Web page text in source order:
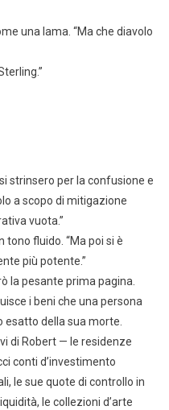
una lama. “Ma che diavolo
strinsero per la confusione e
a scopo di mitigazione
vuota.”
tono fluido. “Ma poi si è
più potente.”
la pesante prima pagina.
i beni che una persona
della sua morte.
di Robert — le residenze
conti d’investimento
le sue quote di controllo in
le collezioni d’arte